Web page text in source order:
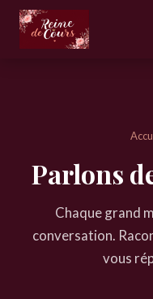
Parlons
Chaque grand
conversation.
vous